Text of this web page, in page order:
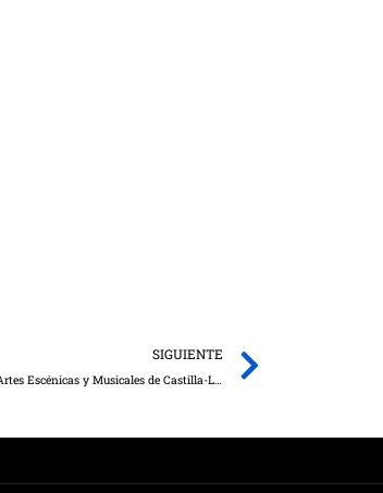
SIGUIENTE
El Gobierno regional celebrará de forma virtual la XXIV Feria de Artes Escénicas y Musicales de Castilla-La Mancha del 19 al 22 de octubre